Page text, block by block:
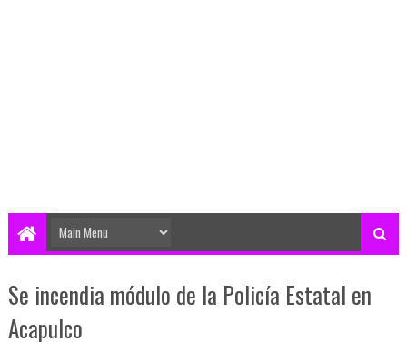
Se incendia módulo de la Policía Estatal en
Acapulco